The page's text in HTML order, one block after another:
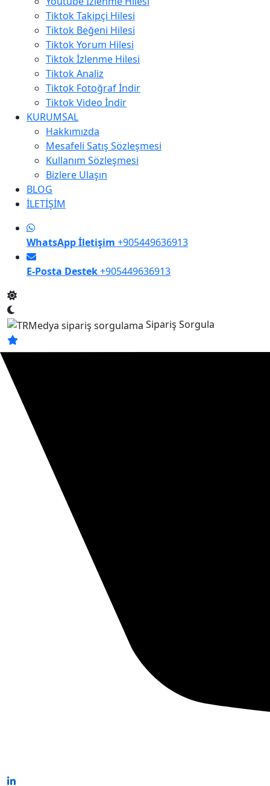
Tiktok Takipçi Hilesi
Tiktok Beğeni Hilesi
Tiktok Yorum Hilesi
Tiktok İzlenme Hilesi
Tiktok Analiz
Tiktok Fotoğraf İndir
Tiktok Video İndir
KURUMSAL
Hakkımızda
Mesafeli Satış Sözleşmesi
Kullanım Sözleşmesi
Bizlere Ulaşın
BLOG
İLETİŞİM
WhatsApp İletişim +905449636913
E-Posta Destek+905449636913
Sipariş Sorgula